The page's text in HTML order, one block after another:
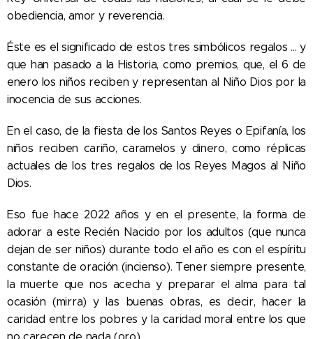
obediencia, amor y reverencia.
Éste es el significado de estos tres simbólicos regalos ... y
que han pasado a la Historia, como premios, que, el 6 de
enero los niños reciben y representan al Niño Dios por la
inocencia de sus acciones.
En el caso, de la fiesta de los Santos Reyes o Epifanía, los
niños reciben cariño, caramelos y dinero, como réplicas
actuales de los tres regalos de los Reyes Magos al Niño
Dios.
Eso fue hace 2022 años y en el presente, la forma de
adorar a este Recién Nacido por los adultos (que nunca
dejan de ser niños) durante todo el año es con el espíritu
constante de oración (incienso). Tener siempre presente,
la muerte que nos acecha y preparar el alma para tal
ocasión (mirra) y las buenas obras, es decir, hacer la
caridad entre los pobres y la caridad moral entre los que